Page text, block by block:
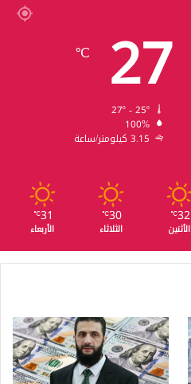
27
℃
100%
3.15 كيلومتر/ساعة
32
℃
الأثنين
30
℃
الثلاثاء
31
℃
الأربعاء